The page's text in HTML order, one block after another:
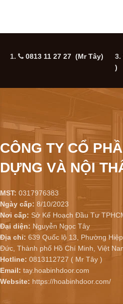
1. 0813 11 27 27 (Mr Tây) 3.
)
CÔNG TY CỔ
DỰNG VÀ NỘI
MST: 0317976383
Ngày cấp: 8/10/2023
Nơi cấp: Sở Kế Hoạch Đầu Tư
Đại diện: Nguyễn Ngọc Tây
Địa chỉ: 639 Quốc lộ 13, Phường
Đức, Thành phố Hồ Chí Minh, Việt
Hotline: 0813112727 ( Mr Tây )
Email: tay.hoabinhdoor.com
Website: https://hoabinhdoor.com/